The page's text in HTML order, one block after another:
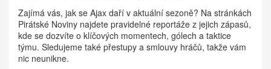
Zajímá vás, jak se Ajax daří v aktuální sezoně? Na stránkách
Pirátské Noviny najdete pravidelné reportáže z jejich zápasů,
kde se dozvíte o klíčových momentech, gólech a taktice
týmu. Sledujeme také přestupy a smlouvy hráčů, takže vám
nic neunikne.